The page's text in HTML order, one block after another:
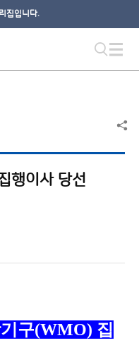
집입니다.
행이사 당선
구(WMO) 집